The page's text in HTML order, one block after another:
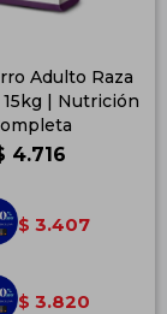
Adulto Raza
| Nutrición
4.716
$ 3.407
$ 3.820